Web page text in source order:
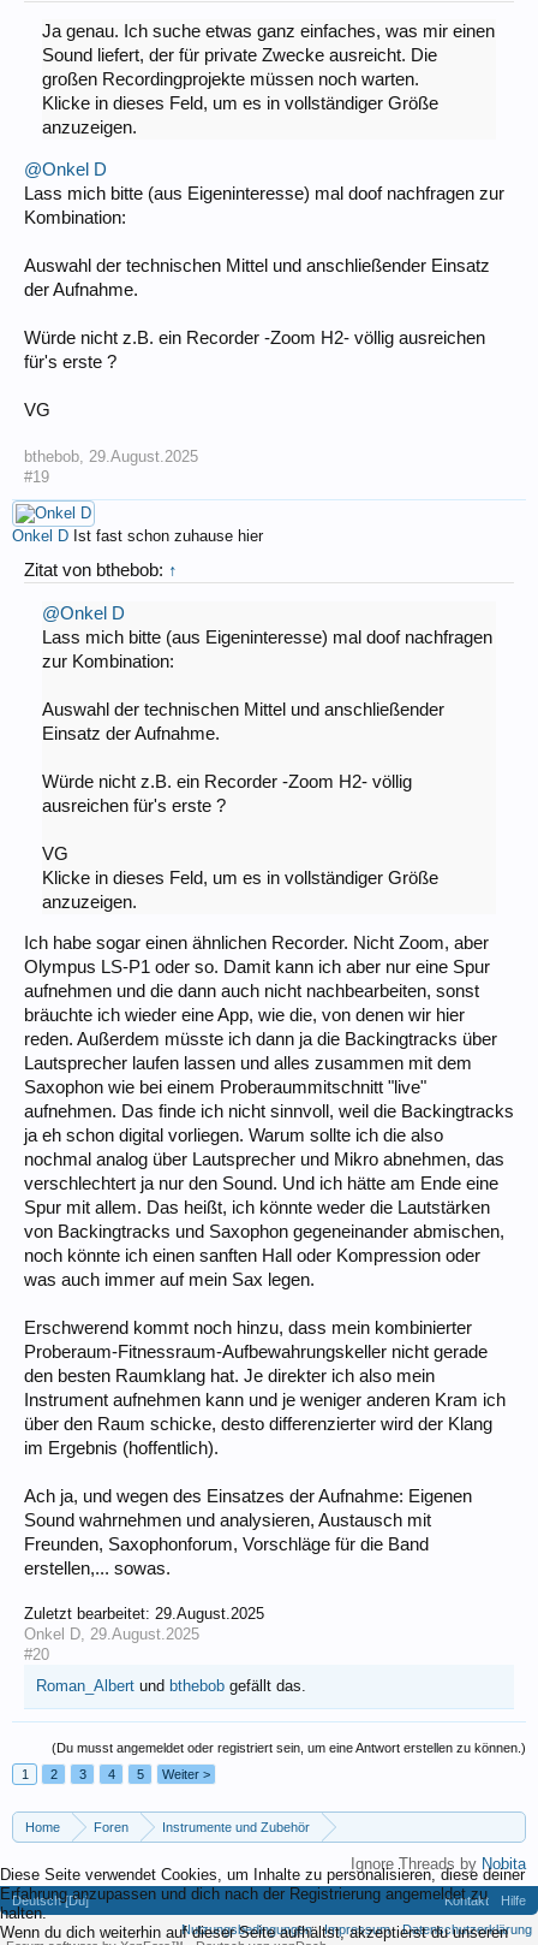
Ja genau. Ich suche etwas ganz einfaches, was mir einen
Sound liefert, der für private Zwecke ausreicht. Die
großen Recordingprojekte müssen noch warten.
Klicke in dieses Feld, um es in vollständiger Größe
anzuzeigen.
@Onkel D
Lass mich bitte (aus Eigeninteresse) mal doof nachfragen zur
Kombination:
Auswahl der technischen Mittel und anschließender Einsatz
der Aufnahme.
Würde nicht z.B. ein Recorder -Zoom H2- völlig ausreichen
für's erste ?
VG
bthebob, 29.August.2025
#19
Onkel D Ist fast schon zuhause hier
Zitat von bthebob: ↑
@Onkel D
Lass mich bitte (aus Eigeninteresse) mal doof nachfragen
zur Kombination:
Auswahl der technischen Mittel und anschließender
Einsatz der Aufnahme.
Würde nicht z.B. ein Recorder -Zoom H2- völlig
ausreichen für's erste ?
VG
Klicke in dieses Feld, um es in vollständiger Größe
anzuzeigen.
Ich habe sogar einen ähnlichen Recorder. Nicht Zoom, aber
Olympus LS-P1 oder so. Damit kann ich aber nur eine Spur
aufnehmen und die dann auch nicht nachbearbeiten, sonst
bräuchte ich wieder eine App, wie die, von denen wir hier
reden. Außerdem müsste ich dann ja die Backingtracks über
Lautsprecher laufen lassen und alles zusammen mit dem
Saxophon wie bei einem Proberaummitschnitt "live"
aufnehmen. Das finde ich nicht sinnvoll, weil die Backingtracks
ja eh schon digital vorliegen. Warum sollte ich die also
nochmal analog über Lautsprecher und Mikro abnehmen, das
verschlechtert ja nur den Sound. Und ich hätte am Ende eine
Spur mit allem. Das heißt, ich könnte weder die Lautstärken
von Backingtracks und Saxophon gegeneinander abmischen,
noch könnte ich einen sanften Hall oder Kompression oder
was auch immer auf mein Sax legen.
Erschwerend kommt noch hinzu, dass mein kombinierter
Proberaum-Fitnessraum-Aufbewahrungskeller nicht gerade
den besten Raumklang hat. Je direkter ich also mein
Instrument aufnehmen kann und je weniger anderen Kram ich
über den Raum schicke, desto differenzierter wird der Klang
im Ergebnis (hoffentlich).
Ach ja, und wegen des Einsatzes der Aufnahme: Eigenen
Sound wahrnehmen und analysieren, Austausch mit
Freunden, Saxophonforum, Vorschläge für die Band
erstellen,... sowas.
Zuletzt bearbeitet: 29.August.2025
Onkel D, 29.August.2025
#20
Roman_Albert und bthebob gefällt das.
(Du musst angemeldet oder registriert sein, um eine Antwort erstellen zu können.)
1
2 3 4 5 Weiter >
Home Foren
Instrumente und Zubehör
Ignore Threads by Nobita
Deutsch [Du] Kontakt
Hilfe
Nutzungsbedingungen
Impressum
Datenschutzerklärung
Diese Seite verwendet Cookies, um Inhalte zu personalisieren, diese deiner
Erfahrung anzupassen und dich nach der Registrierung angemeldet zu
halten.
Wenn du dich weiterhin auf dieser Seite aufhältst, akzeptierst du unseren